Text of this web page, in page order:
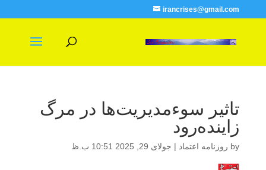
irancrises@gmail.com
تاثير سوءمديريت‌ها در مرگ
زاينده‌رود
by روزنامه اعتماد | جولای 29, 2025 10:51 ب.ظ